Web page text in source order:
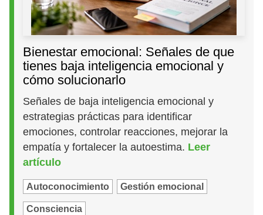
Bienestar emocional: Señales de que
tienes baja inteligencia emocional y
cómo solucionarlo
Señales de baja inteligencia emocional y
estrategias prácticas para identificar
emociones, controlar reacciones, mejorar la
empatía y fortalecer la autoestima. Leer
artículo
Autoconocimiento Gestión emocional
Consciencia